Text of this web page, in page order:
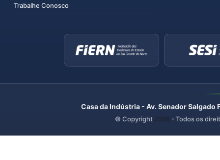
Trabalhe Conosco
Casa da Indústria - Av. Senador
© Copyright 2026 - Todos os